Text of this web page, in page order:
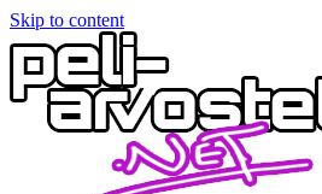
Skip to content